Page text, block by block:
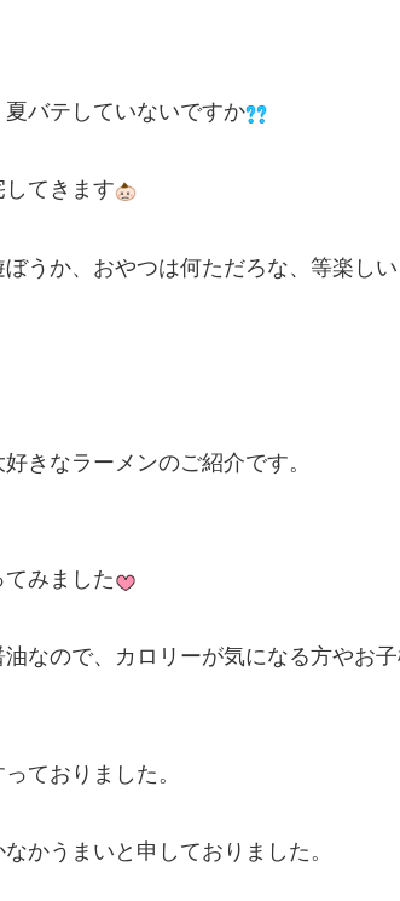
バテしていないですか
てきます
うか、おやつは何ただろな、等楽し
きなラーメンのご紹介です。
みました
なので、カロリーが気になる方やお
ておりました。
かうまいと申しておりました。